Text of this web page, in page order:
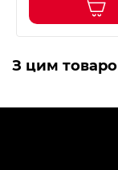
З цим